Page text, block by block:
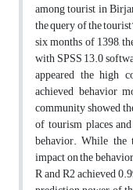
among tourist in
the query of the
six months of 1398,
with SPSS 13.0
appeared the high
achieved behavior
community showed
of tourism places
behavior. While
impact on the
R and R2 achieved